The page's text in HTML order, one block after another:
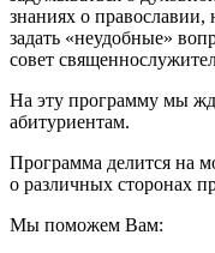
знаниях о православии,
задать «неудобные»
совет
На эту программу мы
абитуриентам.
Программа делится на
о различных сторонах
Мы поможем Вам: